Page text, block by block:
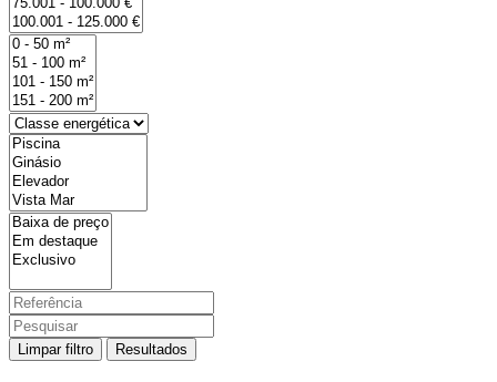
Limpar filtro Resultados